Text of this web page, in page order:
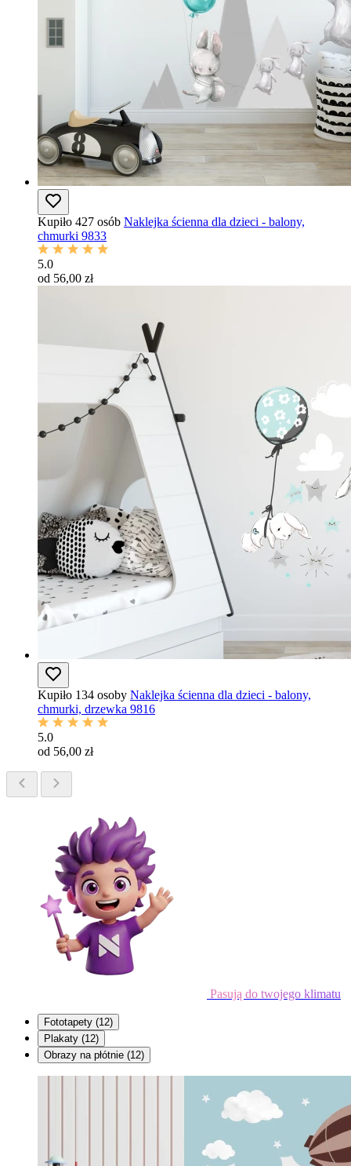
Kupiło 427 osób Naklejka ścienna dla dzieci - balony,
chmurki 9833
5.0
od 56,00 zł
Kupiło 134 osoby Naklejka ścienna dla dzieci - balony,
chmurki, drzewka 9816
5.0
od 56,00 zł
Pasują do twojego klimatu
Fototapety (12)
Plakaty (12)
Obrazy na płótnie (12)